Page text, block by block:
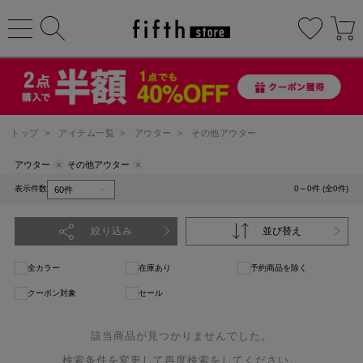
トップ > アイテム一覧 > アウター > その他アウター
アウター その他アウター
表示件数 0～0件 (全0件)
絞り込み 並び替え
全カラー 在庫あり 予約商品を除く
クーポン対象 セール
該当商品が見つかりませんでした。
検索条件を変更して再度検索をしてください。